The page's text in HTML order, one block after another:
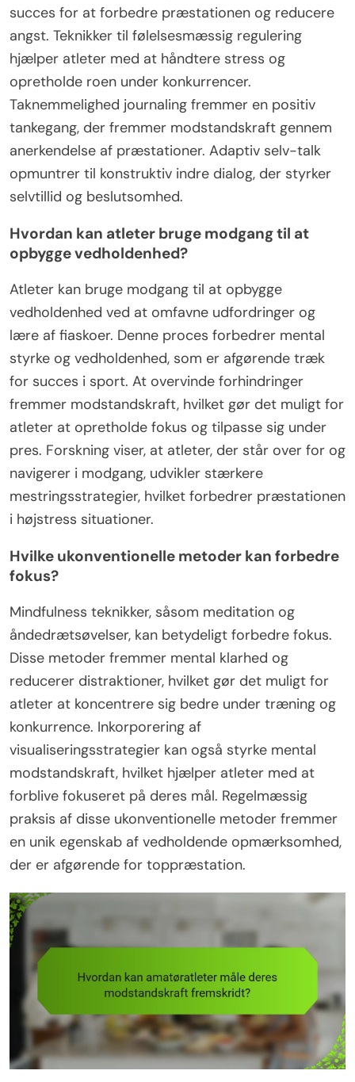
succes for at forbedre præstationen og reducere
angst. Teknikker til følelsesmæssig regulering
hjælper atleter med at håndtere stress og
opretholde roen under konkurrencer.
Taknemmelighed journaling fremmer en positiv
tankegang, der fremmer modstandskraft gennem
anerkendelse af præstationer. Adaptiv selv-talk
opmuntrer til konstruktiv indre dialog, der styrker
selvtillid og beslutsomhed.
Hvordan kan atleter bruge modgang til at
opbygge vedholdenhed?
Atleter kan bruge modgang til at opbygge
vedholdenhed ved at omfavne udfordringer og
lære af fiaskoer. Denne proces forbedrer mental
styrke og vedholdenhed, som er afgørende træk
for succes i sport. At overvinde forhindringer
fremmer modstandskraft, hvilket gør det muligt for
atleter at opretholde fokus og tilpasse sig under
pres. Forskning viser, at atleter, der står over for og
navigerer i modgang, udvikler stærkere
mestringsstrategier, hvilket forbedrer præstationen
i højstress situationer.
Hvilke ukonventionelle metoder kan forbedre
fokus?
Mindfulness teknikker, såsom meditation og
åndedrætsøvelser, kan betydeligt forbedre fokus.
Disse metoder fremmer mental klarhed og
reducerer distraktioner, hvilket gør det muligt for
atleter at koncentrere sig bedre under træning og
konkurrence. Inkorporering af
visualiseringsstrategier kan også styrke mental
modstandskraft, hvilket hjælper atleter med at
forblive fokuseret på deres mål. Regelmæssig
praksis af disse ukonventionelle metoder fremmer
en unik egenskab af vedholdende opmærksomhed,
der er afgørende for toppræstation.